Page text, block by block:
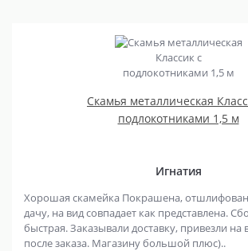
Скамья металлическая
подлокотниками 1,5 м
Игнатия
Хорошая скамейка Покрашена,
дачу, на вид совпадает как представлена.
быстрая. Заказывали доставку, привезли на
после заказа. Магазину большой плюс)..